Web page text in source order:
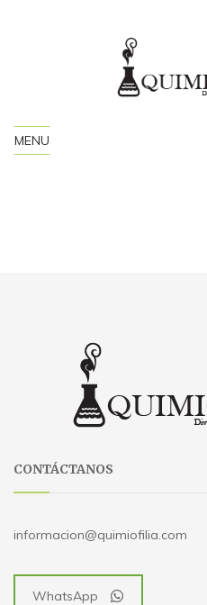
MENU
CONTÁCTANOS
informacion@quimiofilia.com
WhatsApp